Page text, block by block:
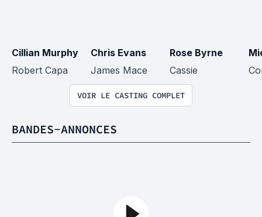
Cillian Murphy
Robert Capa
Chris Evans
James Mace
Rose Byrne
Cassie
VOIR LE CASTING COMPLET
BANDES-ANNONCES